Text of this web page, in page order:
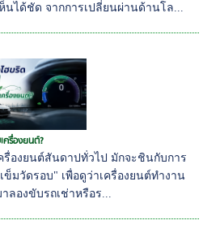
นได้ชัด จากการเปลี่ยนผ่านด้านโล...
ครื่องยนต์?
องยนต์สันดาปทั่วไป มักจะชินกับการ
ข็มวัดรอบ" เพื่อดูว่าเครื่องยนต์ทำงาน
ลองขับรถเช่าหรือร...